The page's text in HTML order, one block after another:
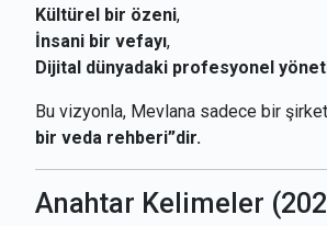
Kültürel bir özeni,
İnsani bir vefayı,
Dijital dünyadaki profesyonel
Bu vizyonla, Mevlana sadece bir
bir veda rehberi”dir.
Anahtar Kelimeler